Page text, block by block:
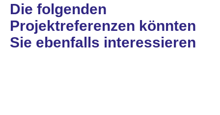
Die folgenden
Projektreferenzen könnten
Sie ebenfalls interessieren